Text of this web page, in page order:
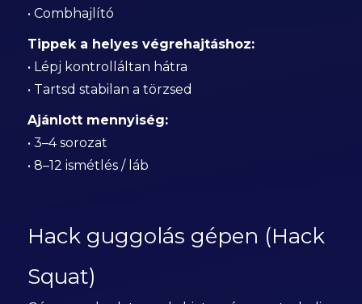
• Combhajlító
Tippek a helyes végrehajtáshoz:
• Lépj kontrolláltan hátra
• Tartsd stabilan a törzsed
Ajánlott mennyiség:
• 3–4 sorozat
• 8–12 ismétlés / láb
Hack guggolás gépen (Hack
Squat)